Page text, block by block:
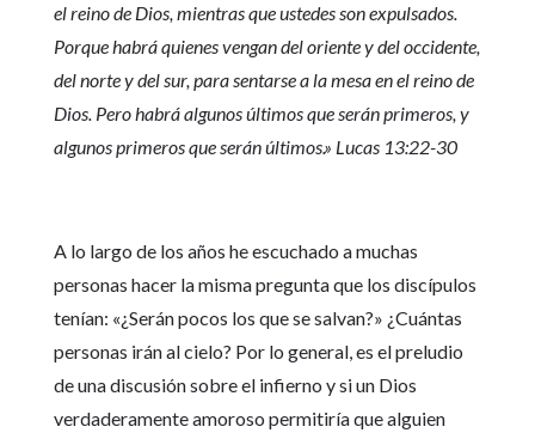
el reino de Dios, mientras que ustedes son expulsados.
Porque habrá quienes vengan del oriente y del occidente,
del norte y del sur, para sentarse a la mesa en el reino de
Dios. Pero habrá algunos últimos que serán primeros, y
algunos primeros que serán últimos.» Lucas 13:22-30
A lo largo de los años he escuchado a muchas
personas hacer la misma pregunta que los discípulos
tenían: «¿Serán pocos los que se salvan?» ¿Cuántas
personas irán al cielo? Por lo general, es el preludio
de una discusión sobre el infierno y si un Dios
verdaderamente amoroso permitiría que alguien